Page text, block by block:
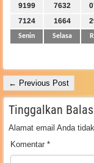
9199
7632
7124
1664
Senin Selasa
← Previous Post
Tinggalkan
Alamat email Anda
Komentar *